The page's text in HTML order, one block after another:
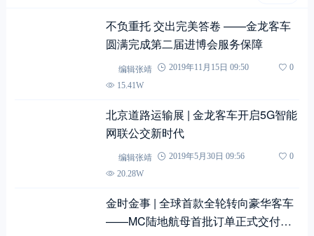
编辑张靖 2019年11月15日 09:50
0
15.41W
北京道路运输展 | 金龙客车开启5G智能
网联公交新时代
编辑张靖 2019年5月30日 09:56
0
20.28W
金时金事 | 全球首款全轮转向豪华客车
——MC陆地航母首批订单正式交付中
联重科！
张赫 2024年12月2日 15:00 0 28.72W